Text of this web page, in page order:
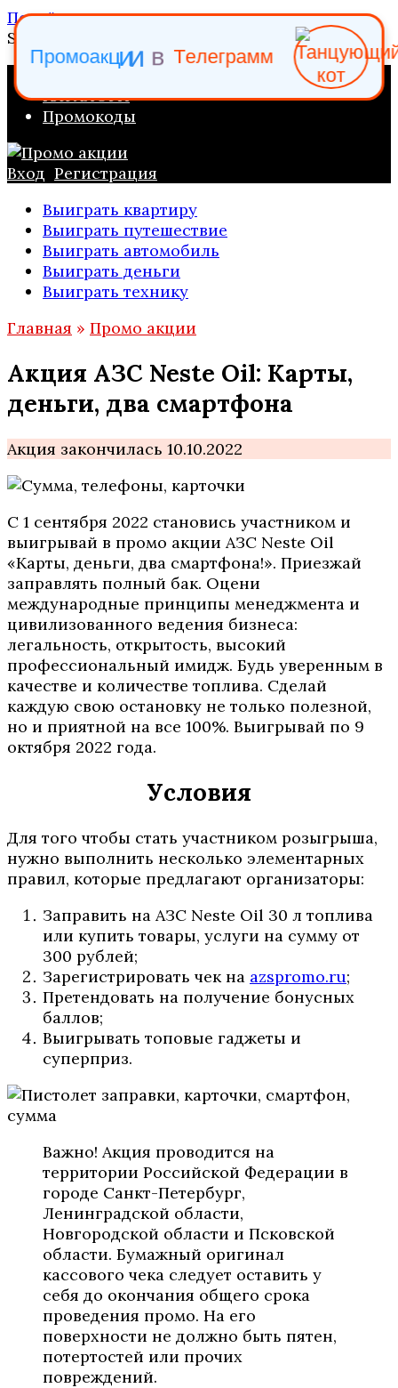
Перейти к содержанию
Search for:
ПРОМО АКЦИИ
КАТАЛОГИ
Промокоды
Вход Регистрация
Выиграть квартиру
Выиграть путешествие
Выиграть автомобиль
Выиграть деньги
Выиграть технику
Главная » Промо акции
Акция АЗС Neste Oil: Карты,
деньги, два смартфона
Акция закончилась 10.10.2022
С 1 сентября 2022 становись участником и
выигрывай в промо акции АЗС Neste Oil
«Карты, деньги, два смартфона!». Приезжай
заправлять полный бак. Оцени
международные принципы менеджмента и
цивилизованного ведения бизнеса:
легальность, открытость, высокий
профессиональный имидж. Будь уверенным в
качестве и количестве топлива. Сделай
каждую свою остановку не только полезной,
но и приятной на все 100%. Выигрывай по 9
октября 2022 года.
Условия
Для того чтобы стать участником розыгрыша,
нужно выполнить несколько элементарных
правил, которые предлагают организаторы:
Заправить на АЗС Neste Oil 30 л топлива
или купить товары, услуги на сумму от
300 рублей;
Зарегистрировать чек на azspromo.ru;
Претендовать на получение бонусных
баллов;
Выигрывать топовые гаджеты и
суперприз.
Важно! Акция проводится на
территории Российской Федерации в
городе Санкт-Петербург,
Ленинградской области,
Новгородской области и Псковской
области. Бумажный оригинал
кассового чека следует оставить у
себя до окончания общего срока
проведения промо. На его
поверхности не должно быть пятен,
потертостей или прочих
повреждений.
Промоакции в Телеграмм